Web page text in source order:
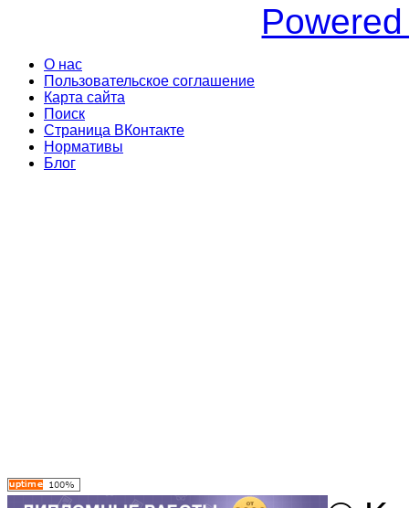
О нас
Пользовательское соглашение
Карта сайта
Поиск
Страница ВКонтакте
Нормативы
Блог